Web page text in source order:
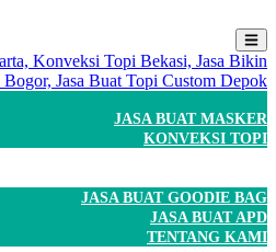
JASA BUAT MASKER
KONVEKSI TOPI
JASA BUAT GOODIE BAG
JASA BUAT APD
TENTANG KAMI